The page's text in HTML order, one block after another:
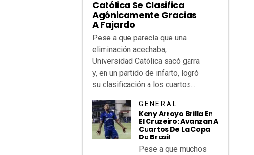
Católica Se Clasifica
Agónicamente Gracias
A Fajardo
Pese a que parecía que una
eliminación acechaba,
Universidad Católica sacó garra
y, en un partido de infarto, logró
su clasificación a los cuartos...
GENERAL
Keny Arroyo Brilla En
El Cruzeiro: Avanzan A
Cuartos De La Copa
Do Brasil
Pese a que muchos